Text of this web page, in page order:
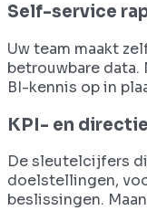
Self-service
Uw team maakt
betrouwbare data.
BI-kennis op in
KPI- en
De sleutelcijfers
doelstellingen,
beslissingen.